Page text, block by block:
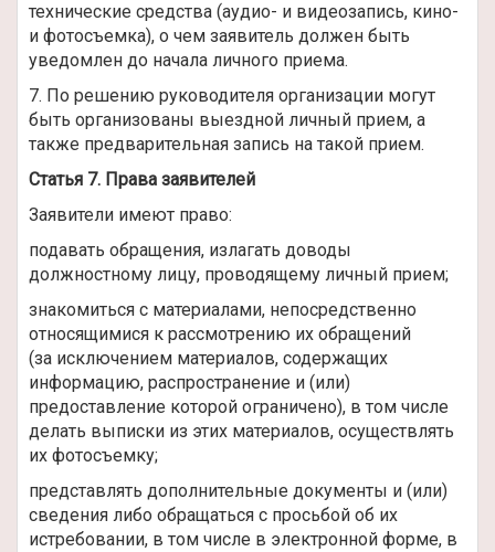
технические средства (аудио- и видеозапись, кино-
и фотосъемка), о чем заявитель должен быть
уведомлен до начала личного приема.
7. По решению руководителя организации могут
быть организованы выездной личный прием, а
также предварительная запись на такой прием.
Статья 7. Права заявителей
Заявители имеют право:
подавать обращения, излагать доводы
должностному лицу, проводящему личный прием;
знакомиться с материалами, непосредственно
относящимися к рассмотрению их обращений
(за исключением материалов, содержащих
информацию, распространение и (или)
предоставление которой ограничено), в том числе
делать выписки из этих материалов, осуществлять
их фотосъемку;
представлять дополнительные документы и (или)
сведения либо обращаться с просьбой об их
истребовании, в том числе в электронной форме, в